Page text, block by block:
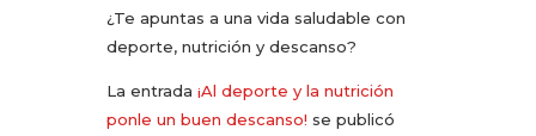
¿Te apuntas a una vida saludable con
deporte, nutrición y descanso?
La entrada ¡Al deporte y la nutrición
ponle un buen descanso! se publicó